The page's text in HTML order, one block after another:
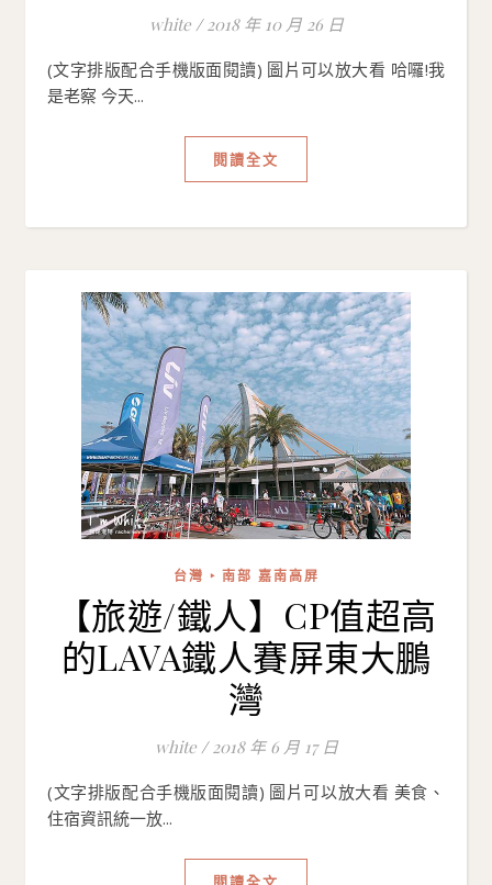
white / 2018 年 10 月 26 日
(文字排版配合手機版面閱讀) 圖片可以放大看 哈囉!我
是老察 今天...
閱讀全文
台灣 ‣ 南部 嘉南高屏
【旅遊/鐵人】CP值超高
的LAVA鐵人賽屏東大鵬
灣
white / 2018 年 6 月 17 日
(文字排版配合手機版面閱讀) 圖片可以放大看 美食、
住宿資訊統一放...